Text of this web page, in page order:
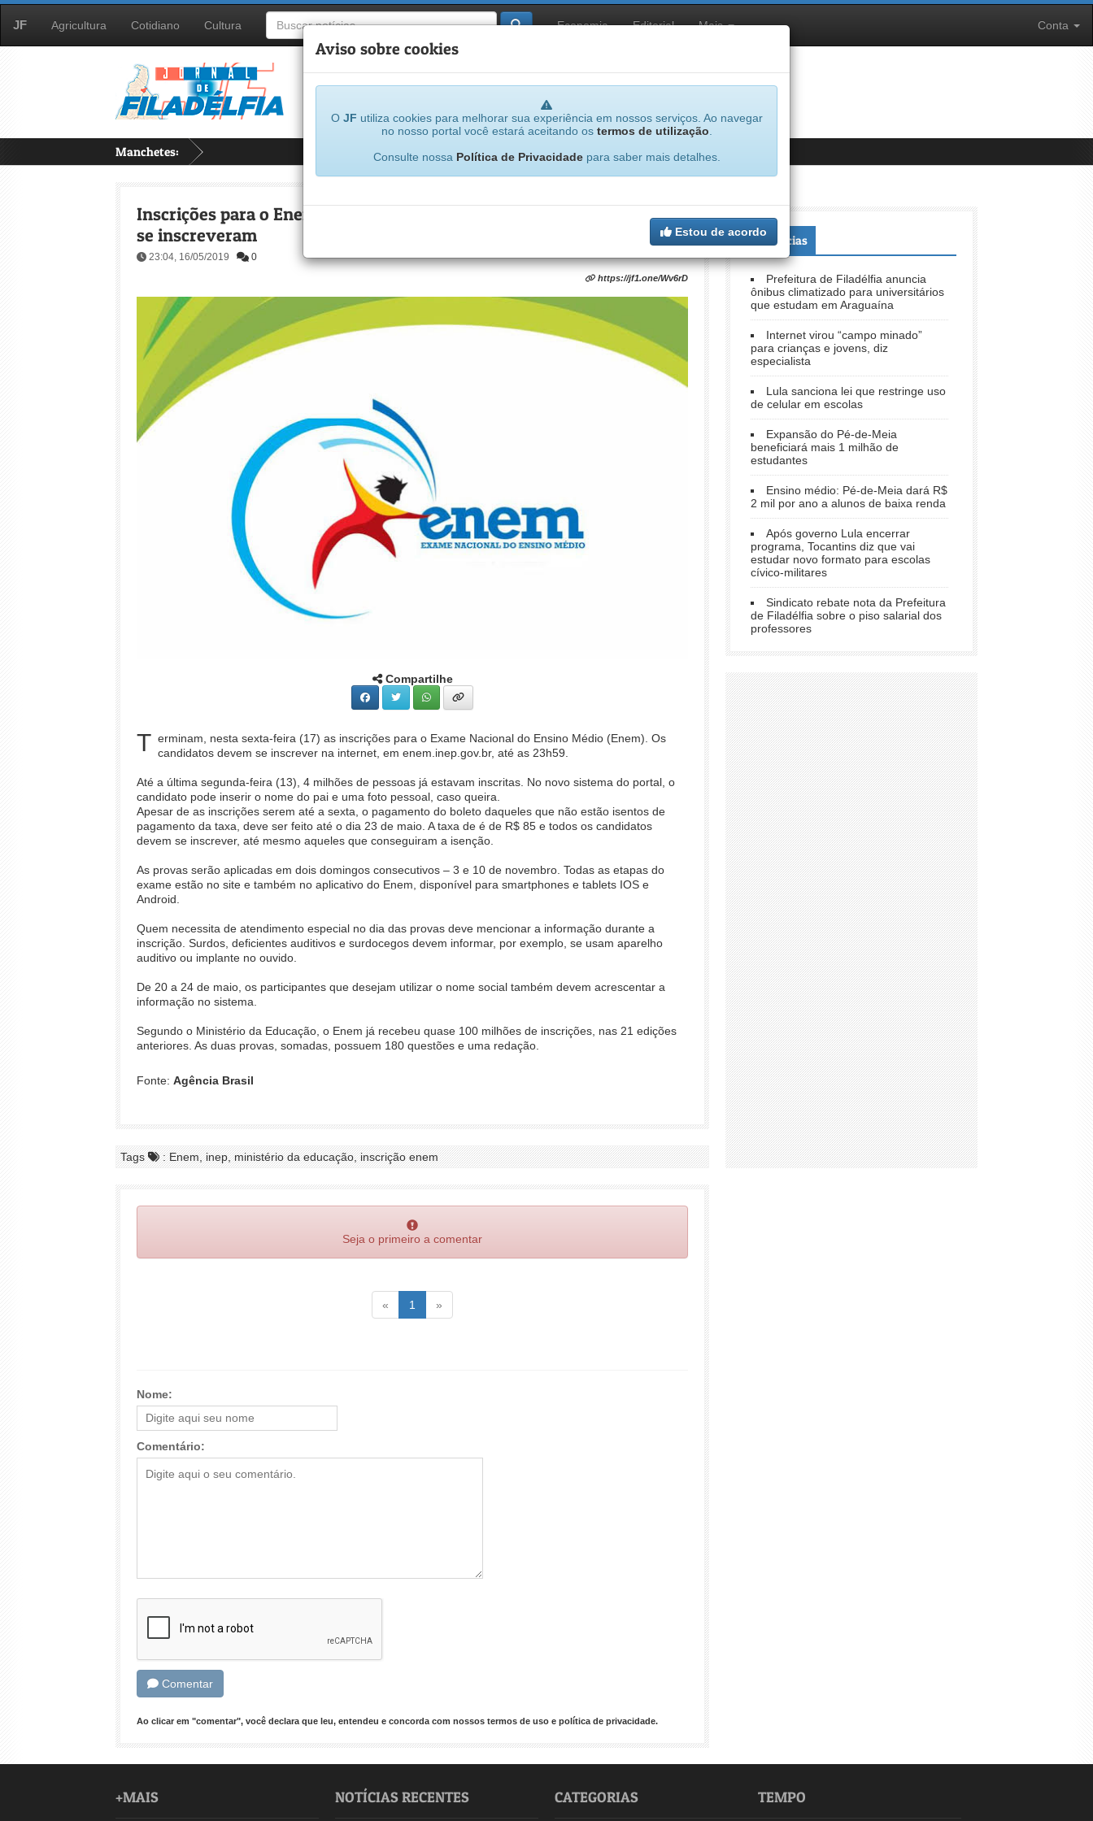
JF Agricultura Cotidiano Cultura Economia Editorial Mais Conta
Manchetes:
Aviso sobre cookies
O JF utiliza cookies para melhorar sua experiência em nossos serviços. Ao navegar
no nosso portal você estará aceitando os termos de utilização
Consulte nossa Política de Privacidadepara saber mais detalhes.
Estou de acordo
Inscrições para o Enem 2019 vão até esta sexta; mais de 4 milhões já
se inscreveram
23:04, 16/05/2019 0
https://jf1.one/Wv6rD
Compartilhe
T erminam, nesta sexta-feira (17) as inscrições para o Exame Nacional do Ensino Médio (Enem). Os
candidatos devem se inscrever na internet, em enem.inep.gov.br, até as 23h59.
Até a última segunda-feira (13), 4 milhões de pessoas já estavam inscritas. No novo sistema do portal, o
candidato pode inserir o nome do pai e uma foto pessoal, caso queira.
Apesar de as inscrições serem até a sexta, o pagamento do boleto daqueles que não estão isentos de
pagamento da taxa, deve ser feito até o dia 23 de maio. A taxa de é de R$ 85 e todos os candidatos
devem se inscrever, até mesmo aqueles que conseguiram a isenção.
As provas serão aplicadas em dois domingos consecutivos – 3 e 10 de novembro. Todas as etapas do
exame estão no site e também no aplicativo do Enem, disponível para smartphones e tablets IOS e
Android.
Quem necessita de atendimento especial no dia das provas deve mencionar a informação durante a
inscrição. Surdos, deficientes auditivos e surdocegos devem informar, por exemplo, se usam aparelho
auditivo ou implante no ouvido.
De 20 a 24 de maio, os participantes que desejam utilizar o nome social também devem acrescentar a
informação no sistema.
Segundo o Ministério da Educação, o Enem já recebeu quase 100 milhões de inscrições, nas 21 edições
anteriores. As duas provas, somadas, possuem 180 questões e uma redação.
Fonte: Agência Brasil
Tags : Enem, inep, ministério da educação, inscrição enem
Seja o primeiro a comentar
« Voltar1 (atual)
»
Nome:
Comentário:
Comentar
Ao clicar em "comentar", você declara que leu, entendeu e concorda com nossos termos de uso e política de privacidade.
+Notícias
Prefeitura de Filadélfia anuncia
ônibus climatizado para universitários
que estudam em Araguaína
Internet virou “campo minado”
para crianças e jovens, diz
especialista
Lula sanciona lei que restringe uso
de celular em escolas
Expansão do Pé-de-Meia
beneficiará mais 1 milhão de
estudantes
Ensino médio: Pé-de-Meia dará R$
2 mil por ano a alunos de baixa renda
Após governo Lula encerrar
programa, Tocantins diz que vai
estudar novo formato para escolas
cívico-militares
Sindicato rebate nota da Prefeitura
de Filadélfia sobre o piso salarial dos
professores
+MAIS NOTÍCIAS RECENTES CATEGORIAS TEMPO